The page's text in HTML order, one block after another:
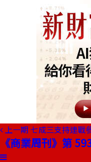
上一期 七成三支持連戰
《商業周刊》第